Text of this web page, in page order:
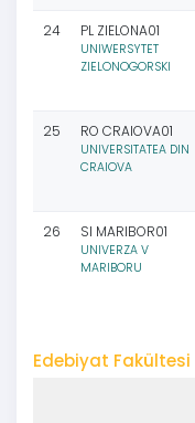
24 PL ZIELONA01
UNIWERSYTET
ZIELONOGORSKI
25 RO CRAIOVA01
UNIVERSITATEA DIN
CRAIOVA
26 SI MARIBOR01
UNIVERZA V
MARIBORU
Edebiyat Fakültesi